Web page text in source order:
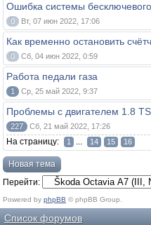
Ошибка системы
0 Вт, 07 июн 2022, 17:06
Как временно остановить
0 Сб, 04 июн 2022, 0:59
Работа педали газа
1 Ср, 25 май 2022, 9:37
Проблемы c двигателем 1.8
227 Сб, 21 май 2022, 17:26
На страницу: 1 ... 14 15 16
Новая тема
Перейти:
Powered by phpBB © phpBB Group.
Список форумов